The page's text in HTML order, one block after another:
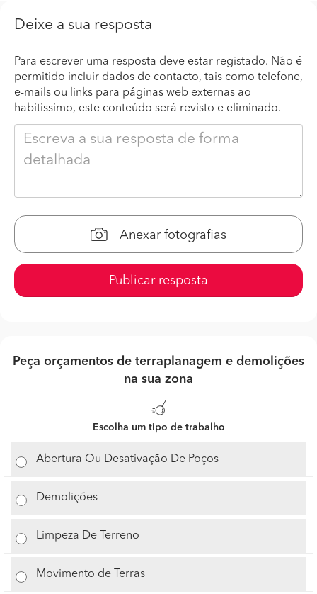
Deixe a sua resposta
Para escrever uma resposta deve estar registado. Não é
permitido incluir dados de contacto, tais como telefone,
e-mails ou links para páginas web externas ao
habitissimo, este conteúdo será revisto e eliminado.
Anexar fotografias
Publicar resposta
Peça orçamentos de terraplanagem e demolições
na sua zona
Escolha um tipo de trabalho
Abertura Ou Desativação De Poços
Demolições
Limpeza De Terreno
Movimento de Terras